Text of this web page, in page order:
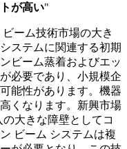
が高い"
ーム技術市場の大き
ステムに関連する初期
ビーム蒸着およびエッ
必要であり、小規模企
能性があります。機器
くなります。新興市場
大きな障壁としてコ
ビーム システムは複